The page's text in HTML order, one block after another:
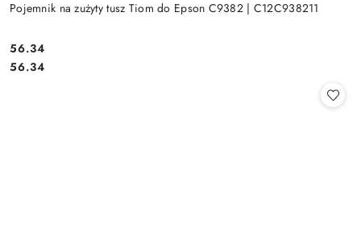
Pojemnik na zużyty tusz Tiom do Epson C9382 | C12C938211
Cena:
56.34
Cena:
56.34